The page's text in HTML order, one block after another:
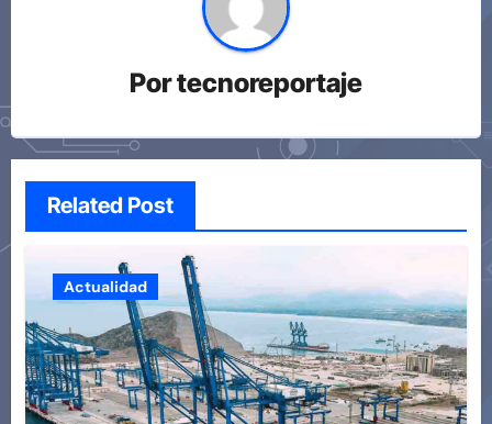
Portecnoreportaje
Related Post
Actualidad